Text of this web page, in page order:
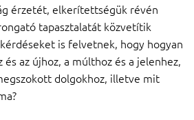
érzetét, elkerítettségük révén
tapasztalatát közvetítik
is felvetnek, hogy hogyan
az újhoz, a múlthoz és a jelenhez,
dolgokhoz, illetve mit